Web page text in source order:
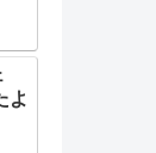
よ